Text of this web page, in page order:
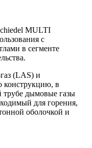
MULTI
с
в сегменте
(LAS) и
конструкцию, в
трубе дымовые газы
для горения,
оболочкой и